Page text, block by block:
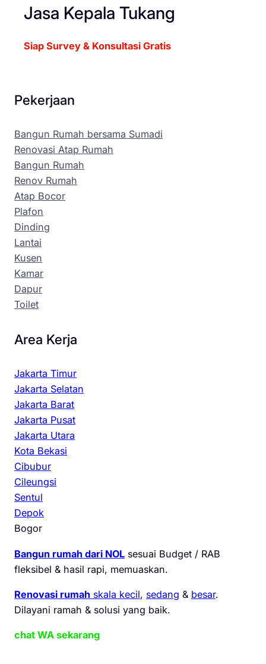
Jasa Kepala Tukang
Siap Survey & Konsultasi Gratis
Pekerjaan
Bangun Rumah bersama Sumadi
Renovasi Atap Rumah
Bangun Rumah
Renov Rumah
Atap Bocor
Plafon
Dinding
Lantai
Kusen
Kamar
Dapur
Toilet
Area Kerja
Jakarta Timur
Jakarta Selatan
Jakarta Barat
Jakarta Pusat
Jakarta Utara
Kota Bekasi
Cibubur
Cileungsi
Sentul
Depok
Bogor
Bangun rumah dari NOL sesuai Budget / RAB
fleksibel & hasil rapi, memuaskan.
Renovasi rumah skala kecil, sedang & besar.
Dilayani ramah & solusi yang baik.
chat WA sekarang